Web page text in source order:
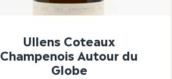
Ullens Coteaux
Champenois Autour du
Globe